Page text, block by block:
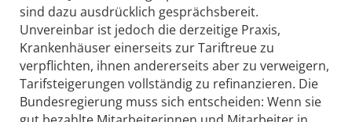
sind dazu ausdrücklich gesprächsbereit.
Unvereinbar ist jedoch die derzeitige Praxis,
Krankenhäuser einerseits zur Tariftreue zu
verpflichten, ihnen andererseits aber zu verweigern,
Tarifsteigerungen vollständig zu refinanzieren. Die
Bundesregierung muss sich entscheiden: Wenn sie